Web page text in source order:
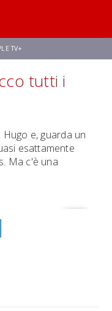
TV+
AVENGERS: DOOMSDAY
tutti i
e, guarda un
esattamente
Ma c'è una